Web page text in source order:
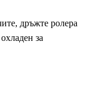
дръжте ролера
за